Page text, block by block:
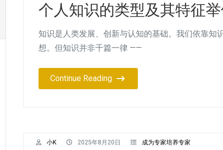
个人知识的类型及其特征举
知识是人类发展、创新与认知的基础。我们依靠知
想。但知识并非千篇一律 ——
Continue Reading
小K 2025年8月20日 成为专家培养专家